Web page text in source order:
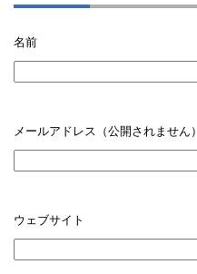
名前
メールアドレス（公開されません）
ウェブサイト